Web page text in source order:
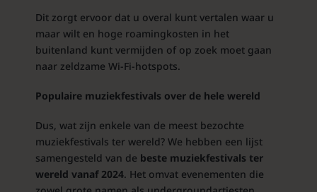
Dit zorgt ervoor dat u overal kunt vertalen waar u
maar wilt en hoge roamingkosten in het
buitenland kunt vermijden of op zoek moet gaan
naar zeldzame Wi-Fi-hotspots.
Populaire muziekfestivals over de hele wereld
Dus, wat zijn enkele van de meest bezochte
muziekfestivals ter wereld? We hebben een lijst
samengesteld van de beste muziekfestivals ter
wereld vanaf 2024. Het omvat evenementen die